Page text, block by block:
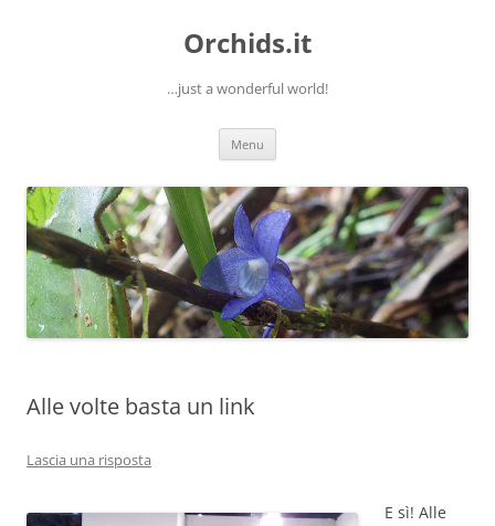
Orchids.it
…just a wonderful world!
Menu
Alle volte basta un link
Lascia una risposta
E sì! Alle